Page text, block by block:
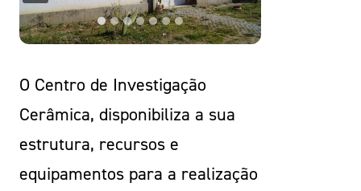
O Centro de Investigação
Cerâmica, disponibiliza a sua
estrutura, recursos e
equipamentos para a realização